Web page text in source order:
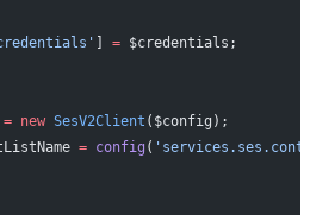
] = $credentials;
= new SesV2Client ($config);
= config (